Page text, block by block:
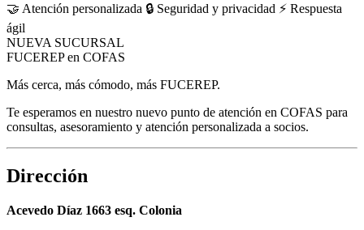
🤝 Atención personalizada 🔒 Seguridad y privacidad ⚡ Respuesta
ágil
NUEVA SUCURSAL
FUCEREP en COFAS
Más cerca, más cómodo, más FUCEREP.
Te esperamos en nuestro nuevo punto de atención en COFAS para
consultas, asesoramiento y atención personalizada a socios.
Dirección
Acevedo Díaz 1663 esq. Colonia